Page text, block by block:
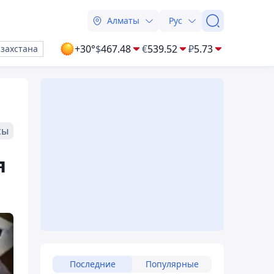
Алматы Рус
+30°$467.48 €539.52 ₽5.73
Последние Популярные